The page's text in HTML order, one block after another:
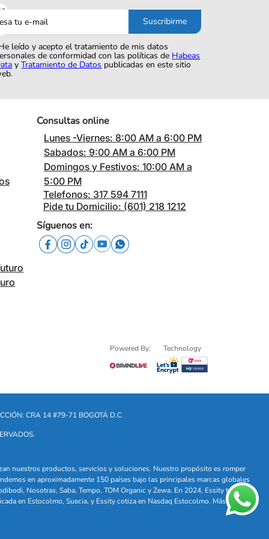
Suscribirme
leído y acepto el tratamiento de mis datos
de conformidad con las políticas de Habeas
yTratamiento de Datos publicadas en este sitio
Consultas online
Lunes -Viernes: 8:00 AM a 6:00 PM
Sabados: 9:00 AM a 6:00 PM
Domingos y Festivos: 10:00 AM a
5:00 PM
Telefonos: 317 594 7111
Pide tu Domicilio: (601) 218 1212
Síguenos en:
Powered By: Technology
CRA 14 #79-71 BOGOTÁ D.C
nuestros productos, servicios y soluciones. Nuestro propósito es romper
en aproximadamente 150 países bajo las principales marcas globales
Nosotras, Saba, Tempo, TOM Organic y Zewa. En 2024, Essity tuvo
en Estocolmo, Suecia, y Essity cotiza en Nasdaq Estocolmo. Más